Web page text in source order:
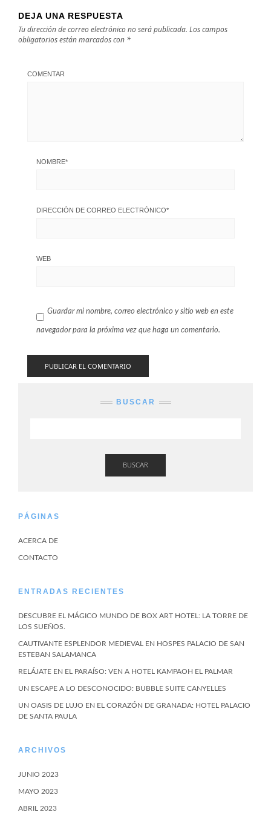
DEJA UNA RESPUESTA
Tu dirección de correo electrónico no será publicada. Los campos
obligatorios están marcados con *
COMENTAR
NOMBRE*
DIRECCIÓN DE CORREO ELECTRÓNICO*
WEB
Guardar mi nombre, correo electrónico y sitio web en este
navegador para la próxima vez que haga un comentario.
BUSCAR
BUSCAR
PÁGINAS
ACERCA DE
CONTACTO
ENTRADAS RECIENTES
DESCUBRE EL MÁGICO MUNDO DE BOX ART HOTEL: LA TORRE DE
LOS SUEÑOS.
CAUTIVANTE ESPLENDOR MEDIEVAL EN HOSPES PALACIO DE SAN
ESTEBAN SALAMANCA
RELÁJATE EN EL PARAÍSO: VEN A HOTEL KAMPAOH EL PALMAR
UN ESCAPE A LO DESCONOCIDO: BUBBLE SUITE CANYELLES
UN OASIS DE LUJO EN EL CORAZÓN DE GRANADA: HOTEL PALACIO
DE SANTA PAULA
ARCHIVOS
JUNIO 2023
MAYO 2023
ABRIL 2023